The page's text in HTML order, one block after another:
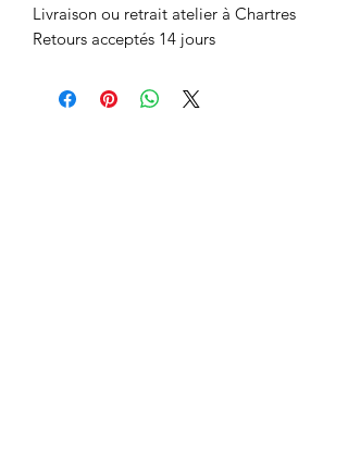
Livraison ou retrait atelier à Chartres
Retours acceptés 14 jours